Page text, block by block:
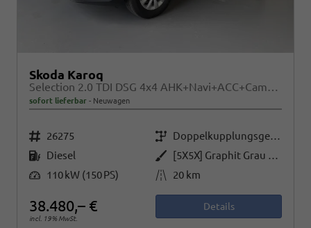
Skoda Karoq
Selection 2.0 TDI DSG 4x4 AHK+Navi+ACC+Cam+Winter+eHeck+Ambiente+Lodge+GV5
sofort lieferbar Neuwagen
Fahrzeugnr. 26275 Getriebe
Doppelkupplungsgetriebe (DSG)
Kraftstoff Diesel Außenfarbe
[5X5X] Graphit Grau Metallic
Leistung 110 kW (150 PS) Kilometerstand 20 km
38.480,– €
incl. 19% MwSt.
Details